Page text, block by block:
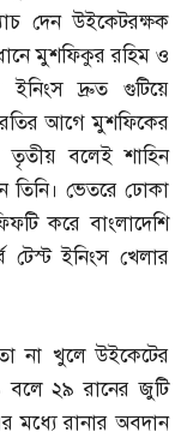
দেন উইকেটরক্ষক
মুশফিকুর রহিম ও
ইনিংস দ্রুত গুটিয়ে
আগে মুশফিকের
তৃতীয় বলেই শাহিন
তিনি। ভেতরে ঢোকা
করে বাংলাদেশি
টেস্ট ইনিংস খেলার
না খুলে উইকেটের
বলে ২৯ রানের জুটি
মধ্যে রানার অবদান